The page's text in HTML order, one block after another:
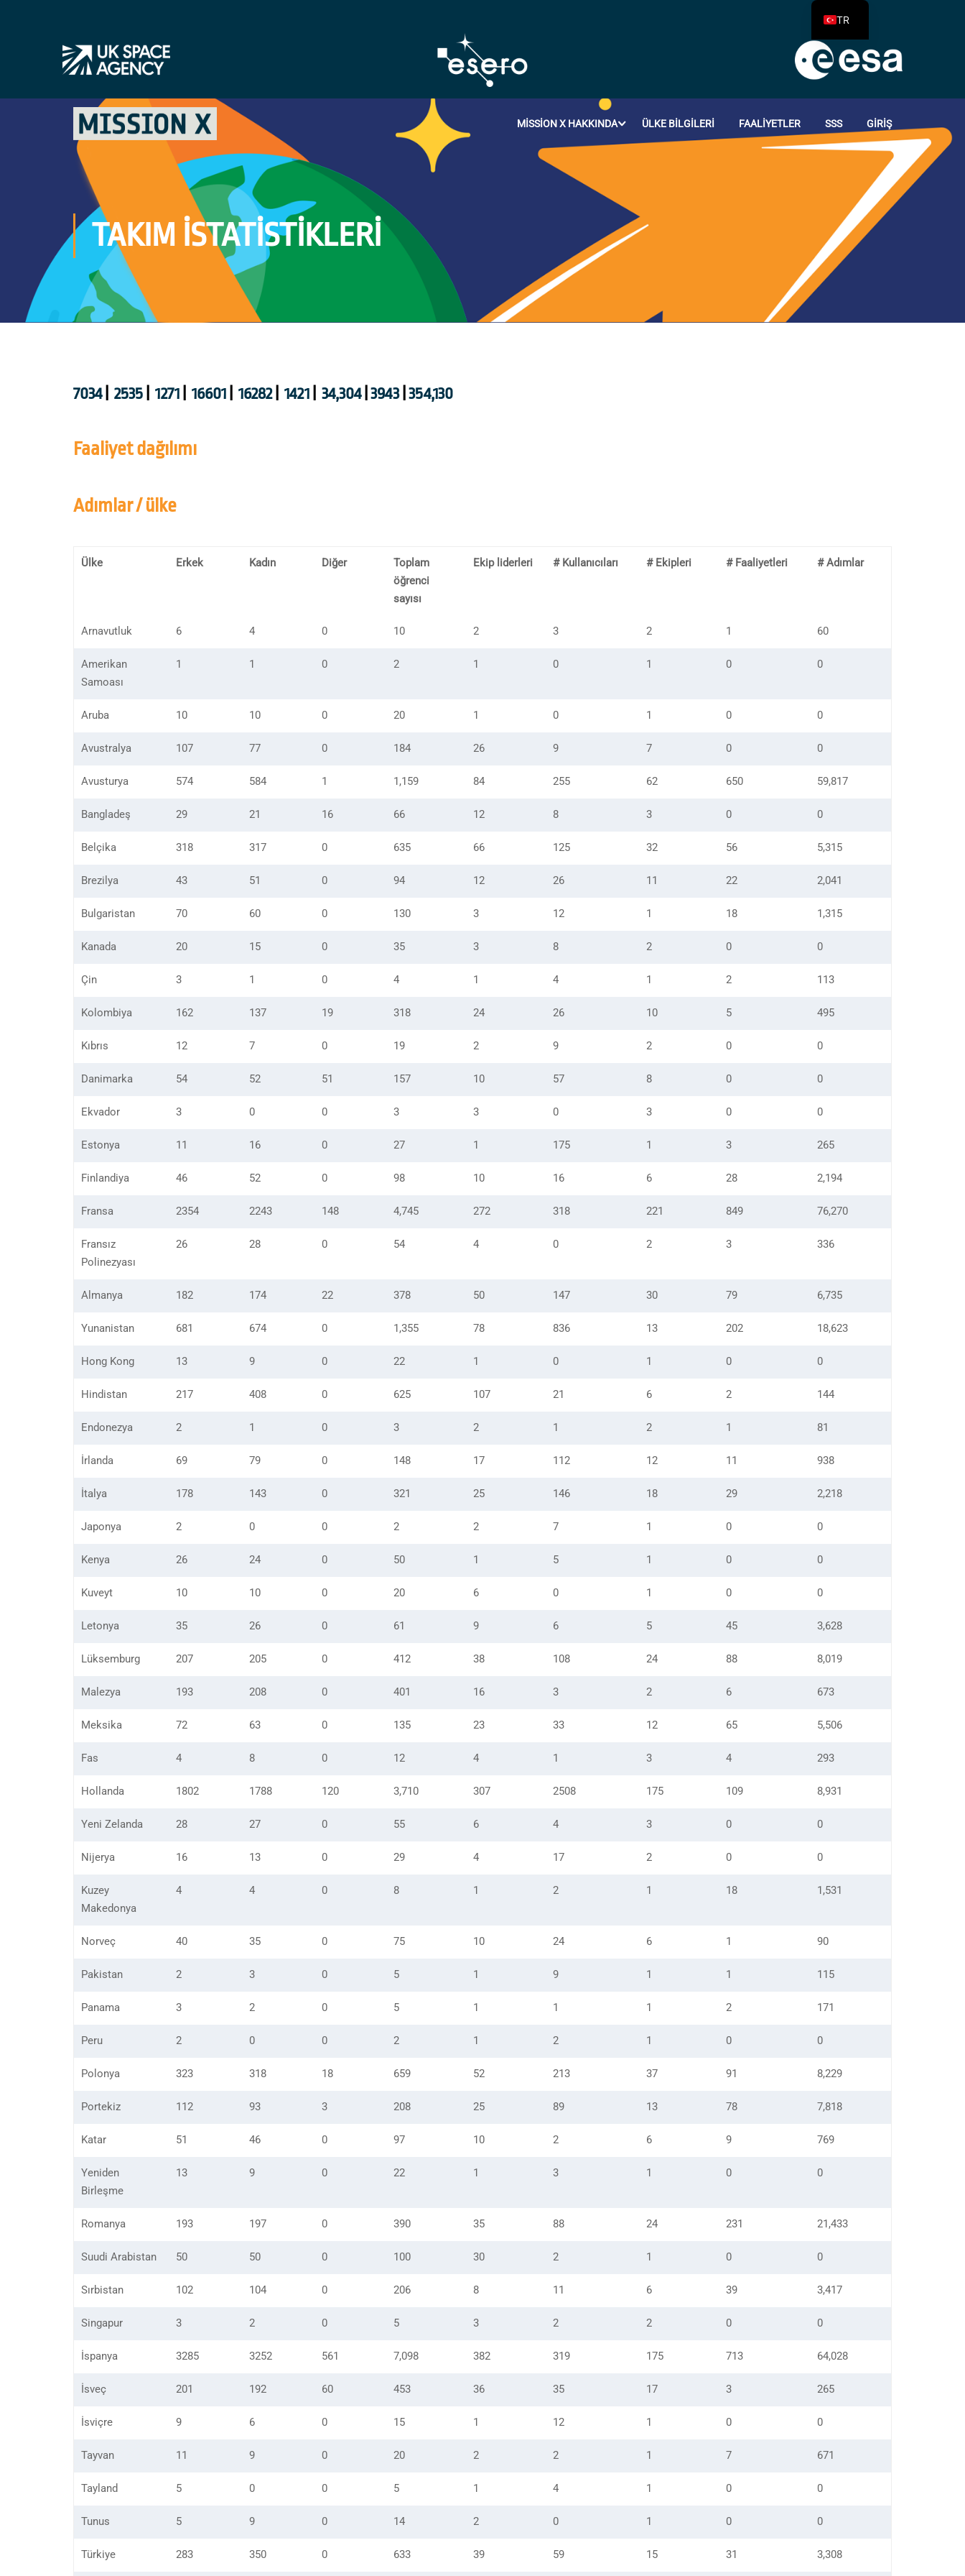
MISSION X HAKKINDA ÜLKE BILGILERI FAALIYETLER SSS GIRIŞ
TAKIM ISTATISTIKLERI
7034 2535 1271 16601 16282 1421 34,304 3943 354,130
Faaliyet dağılımı
Adımlar / ülke
Ülke Erkek Kadın Diğer
Toplam
öğrenci
sayısı
Ekip liderleri # Kullanıcıları # Ekipleri # Faaliyetleri # Adımlar
Arnavutluk 6 4 0 10 2 3 2 1 60
Amerikan
Samoası
1 1 0 2 1 0 1 0 0
Aruba 10 10 0 20 1 0 1 0 0
Avustralya 107 77 0 184 26 9 7 0 0
Avusturya 574 584 1 1,159 84 255 62 650 59,817
Bangladeş 29 21 16 66 12 8 3 0 0
Belçika 318 317 0 635 66 125 32 56 5,315
Brezilya 43 51 0 94 12 26 11 22 2,041
Bulgaristan 70 60 0 130 3 12 1 18 1,315
Kanada 20 15 0 35 3 8 2 0 0
Çin 3 1 0 4 1 4 1 2 113
Kolombiya 162 137 19 318 24 26 10 5 495
Kıbrıs 12 7 0 19 2 9 2 0 0
Danimarka 54 52 51 157 10 57 8 0 0
Ekvador 3 0 0 3 3 0 3 0 0
Estonya 11 16 0 27 1 175 1 3 265
Finlandiya 46 52 0 98 10 16 6 28 2,194
Fransa 2354 2243 148 4,745 272 318 221 849 76,270
Fransız
Polinezyası
26 28 0 54 4 0 2 3 336
Almanya 182 174 22 378 50 147 30 79 6,735
Yunanistan 681 674 0 1,355 78 836 13 202 18,623
Hong Kong 13 9 0 22 1 0 1 0 0
Hindistan 217 408 0 625 107 21 6 2 144
Endonezya 2 1 0 3 2 1 2 1 81
İrlanda 69 79 0 148 17 112 12 11 938
İtalya 178 143 0 321 25 146 18 29 2,218
Japonya 2 0 0 2 2 7 1 0 0
Kenya 26 24 0 50 1 5 1 0 0
Kuveyt 10 10 0 20 6 0 1 0 0
Letonya 35 26 0 61 9 6 5 45 3,628
Lüksemburg 207 205 0 412 38 108 24 88 8,019
Malezya 193 208 0 401 16 3 2 6 673
Meksika 72 63 0 135 23 33 12 65 5,506
Fas 4 8 0 12 4 1 3 4 293
Hollanda 1802 1788 120 3,710 307 2508 175 109 8,931
Yeni Zelanda 28 27 0 55 6 4 3 0 0
Nijerya 16 13 0 29 4 17 2 0 0
Kuzey
Makedonya
4 4 0 8 1 2 1 18 1,531
Norveç 40 35 0 75 10 24 6 1 90
Pakistan 2 3 0 5 1 9 1 1 115
Panama 3 2 0 5 1 1 1 2 171
Peru 2 0 0 2 1 2 1 0 0
Polonya 323 318 18 659 52 213 37 91 8,229
Portekiz 112 93 3 208 25 89 13 78 7,818
Katar 51 46 0 97 10 2 6 9 769
Yeniden
Birleşme
13 9 0 22 1 3 1 0 0
Romanya 193 197 0 390 35 88 24 231 21,433
Suudi Arabistan 50 50 0 100 30 2 1 0 0
Sırbistan 102 104 0 206 8 11 6 39 3,417
Singapur 3 2 0 5 3 2 2 0 0
İspanya 3285 3252 561 7,098 382 319 175 713 64,028
İsveç 201 192 60 453 36 35 17 3 265
İsviçre 9 6 0 15 1 12 1 0 0
Tayvan 11 9 0 20 2 2 1 7 671
Tayland 5 0 0 5 1 4 1 0 0
Tunus 5 9 0 14 2 0 1 0 0
Türkiye 283 350 0 633 39 59 15 31 3,308
TR